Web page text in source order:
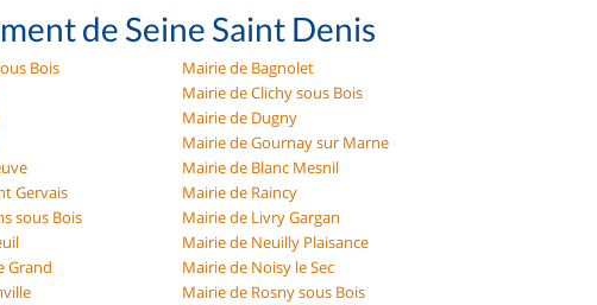
de Seine Saint Denis
Bois
Mairie de Bagnolet
Mairie de Clichy sous Bois
Mairie de Dugny
Mairie de Gournay sur Marne
Mairie de Blanc Mesnil
Gervais
Mairie de Raincy
sous Bois
Mairie de Livry Gargan
Mairie de Neuilly Plaisance
Grand
Mairie de Noisy le Sec
Mairie de Rosny sous Bois